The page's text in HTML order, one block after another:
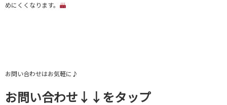
めにくくなります。
お問い合わせはお気軽に♪
お問い合わせ↓↓をタップ